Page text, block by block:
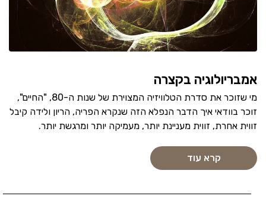
אמבריולוגיה בקצרה
מי שזוכר את סדרת הטלוויזיה המצוירת של שנות ה-80, "החיים",
זוכר בוודאי איך הדבר הנפלא הזה שנקרא הפריה, הריון ולידה קיבל
זווית אחרת, זווית מעניינת יותר, מעמיקה יותר ומרגשת יותר.
קרא עוד